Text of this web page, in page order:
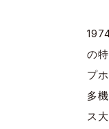
の
プ
多
ス